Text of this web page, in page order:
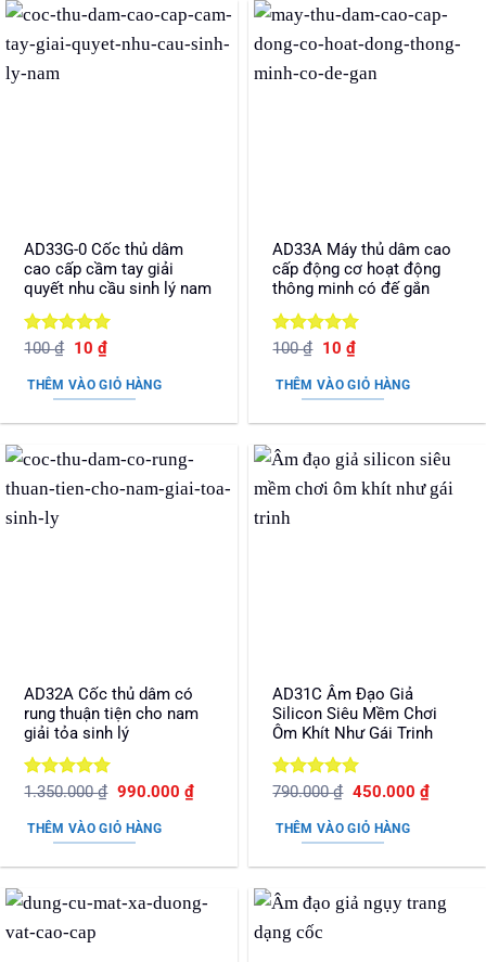
AD33G-0 Cốc thủ dâm
cao cấp cầm tay giải
quyết nhu cầu sinh lý nam
Được xếp
sao
100₫ Giá
gốc
là:
100 ₫.
10 ₫Giá
hiện
tại
là:
THÊM VÀO GIỎ HÀNG
AD33A Máy thủ dâm cao
cấp động cơ hoạt động
thông minh có đế gắn
Được xếp
sao
100₫ Giá
gốc
là:
100 ₫.
10 ₫Giá
hiện
tại
là:
THÊM VÀO GIỎ HÀNG
AD32A Cốc thủ dâm có
rung thuận tiện cho nam
giải tỏa sinh lý
Được xếp
sao
1.350.000₫ Giá
là:
1.350.000 ₫.
990.000 ₫Giá
hiện
THÊM VÀO GIỎ HÀNG
AD31C Âm Đạo Giả
Silicon Siêu Mềm Chơi
Ôm Khít Như Gái Trinh
Được xếp
sao
790.000₫ Giá
là:
790.000 ₫.
450.000 ₫Giá
hiện
THÊM VÀO GIỎ HÀNG